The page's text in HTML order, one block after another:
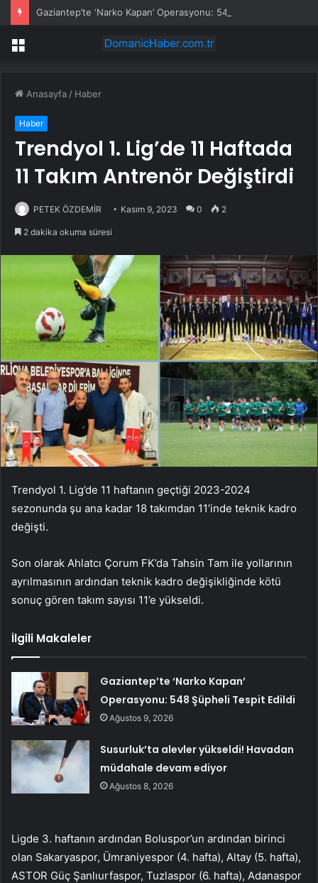
Menü
Anasayfa / Haber
Haber
Trendyol 1. Lig’de 11 Haftada
11 Takım Antrenör Değiştirdi
PETEK ÖZDEMİR Kasım 9, 2023 0 2
2 dakika okuma süresi
Trendyol 1. Lig’de 11 haftanın geçtiği 2023-2024
sezonunda şu ana kadar 18 takımdan 11’inde teknik kadro
değişti.
Son olarak Ahlatcı Çorum FK’da Tahsin Tam ile yollarının
ayrılmasının ardından teknik kadro değişikliğinde kötü
sonuç gören takım sayısı 11’e yükseldi.
İlgili Makaleler
Gaziantep’te ‘Narko Kapan’
Operasyonu: 548 Şüpheli Tespit Edildi
Ağustos 9, 2026
Susurluk’ta alevler yükseldi! Havadan
müdahale devam ediyor
Ağustos 8, 2026
Ligde 3. haftanın ardından Boluspor’un ardından birinci
olan Sakaryaspor, Ümraniyespor (4. hafta), Altay (5. hafta),
ASTOR Güç Şanlıurfaspor, Tuzlaspor (6. hafta), Adanaspor